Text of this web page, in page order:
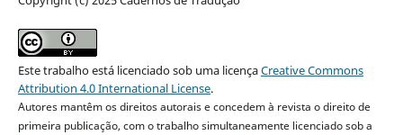
Este trabalho está licenciado sob uma licençaCreative Commons
Attribution 4.0 International License.
Autores mantêm os direitos autorais e concedem à revista o direito de
primeira publicação, com o trabalho simultaneamente licenciado sob a